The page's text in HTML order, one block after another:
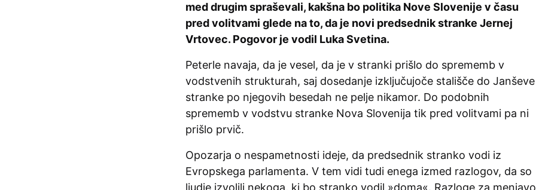
med drugim spraševali, kakšna bo politika Nove Slovenije v času
pred volitvami glede na to, da je novi predsednik stranke Jernej
Vrtovec. Pogovor je vodil Luka Svetina.
Peterle navaja, da je vesel, da je v stranki prišlo do sprememb v
vodstvenih strukturah, saj dosedanje izključujoče stališče do Janševe
stranke po njegovih besedah ne pelje nikamor. Do podobnih
sprememb v vodstvu stranke Nova Slovenija tik pred volitvami pa ni
prišlo prvič.
Opozarja o nespametnosti ideje, da predsednik stranko vodi iz
Evropskega parlamenta. V tem vidi tudi enega izmed razlogov, da so
ljudje izvolili nekoga, ki bo stranko vodil »doma«. Razloge za menjavo